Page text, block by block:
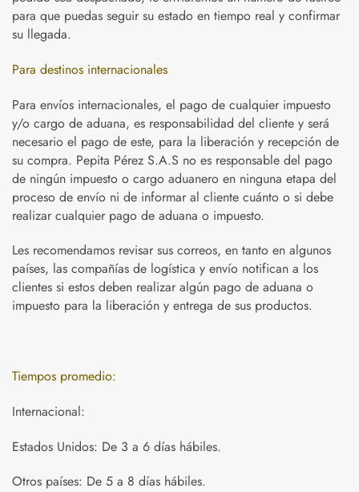
para que puedas seguir su estado en tiempo real y confirmar
su llegada.
Para destinos internacionales
Para envíos internacionales, el pago de cualquier impuesto
y/o cargo de aduana, es responsabilidad del cliente y será
necesario el pago de este, para la liberación y recepción de
su compra. Pepita Pérez S.A.S no es responsable del pago
de ningún impuesto o cargo aduanero en ninguna etapa del
proceso de envío ni de informar al cliente cuánto o si debe
realizar cualquier pago de aduana o impuesto.
Les recomendamos revisar sus correos, en tanto en algunos
países, las compañías de logística y envío notifican a los
clientes si estos deben realizar algún pago de aduana o
impuesto para la liberación y entrega de sus productos.
Tiempos promedio:
Internacional:
Estados Unidos: De 3 a 6 días hábiles.
Otros países: De 5 a 8 días hábiles.